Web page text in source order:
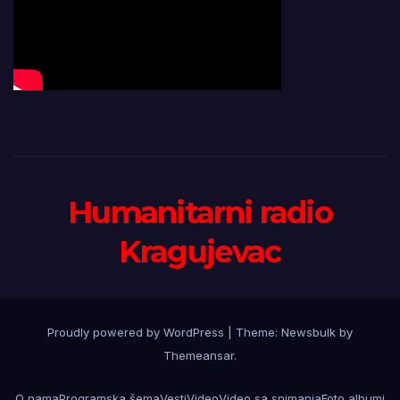
Humanitarni radio
Kragujevac
Proudly powered by WordPress Theme: Newsbulk by
Themeansar.